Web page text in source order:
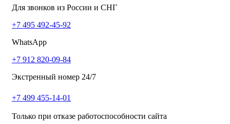
Для звонков из России и СНГ
+7 495 492-45-92
WhatsApp
+7 912 820-09-84
Экстренный номер 24/7
+7 499 455-14-01
Только при отказе работоспособности сайта